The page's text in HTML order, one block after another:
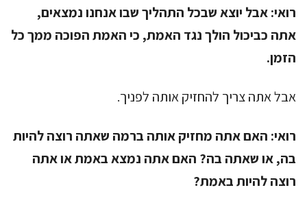
רואי:אבל יוצא שבכל התהליך שבו אנחנו נמצאים,
אתה כביכול הולך נגד האמת, כי האמת הפוכה ממך כל
הזמן.
אבל אתה צריך להחזיק אותה לפניך.
רואי: האם אתה מחזיק אותה ברמה שאתה רוצה להיות
בה, או שאתה בה? האם אתה נמצא באמת או אתה
רוצה להיות באמת?